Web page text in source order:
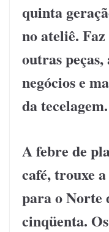
quinta
no ateliê.
outras
negócios e
da tecelagem.
A febre de
café, trouxe
para o Norte
cinqüenta.